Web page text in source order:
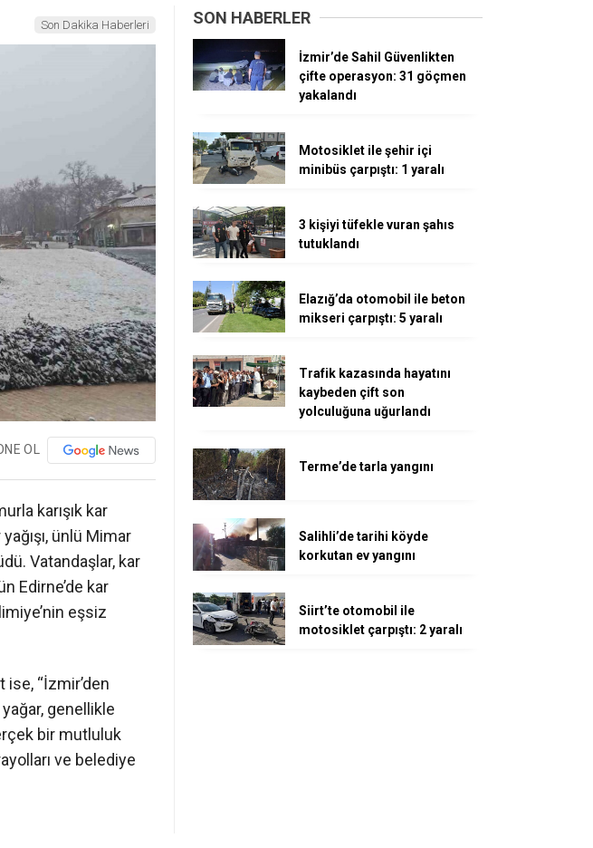
Son Dakika Haberleri
OL
karışık kar
ünlü Mimar
Vatandaşlar, kar
Edirne’de kar
eşsiz
ise, “İzmir’den
genellikle
bir mutluluk
ve belediye
SON HABERLER
İzmir’de Sahil Güvenlikten
çifte operasyon: 31 göçmen
yakalandı
Motosiklet ile şehir içi
minibüs çarpıştı: 1 yaralı
3 kişiyi tüfekle vuran şahıs
tutuklandı
Elazığ’da otomobil ile beton
mikseri çarpıştı: 5 yaralı
Trafik kazasında hayatını
kaybeden çift son
yolculuğuna uğurlandı
Terme’de tarla yangını
Salihli’de tarihi köyde
korkutan ev yangını
Siirt’te otomobil ile
motosiklet çarpıştı: 2 yaralı